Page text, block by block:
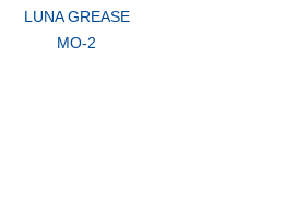
LUNA GREASE
MO-2